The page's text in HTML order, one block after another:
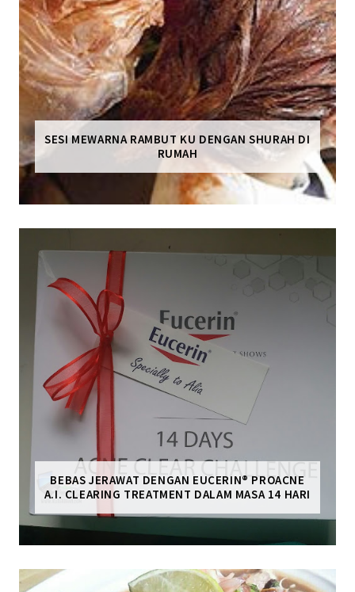
SESI MEWARNA RAMBUT KU DENGAN SHURAH DI
RUMAH
BEBAS JERAWAT DENGAN EUCERIN® PROACNE
A.I. CLEARING TREATMENT DALAM MASA 14 HARI